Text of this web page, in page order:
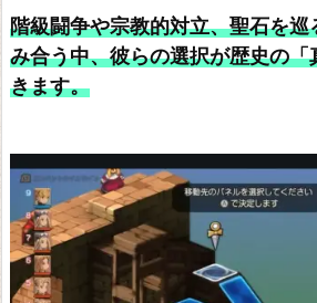
リ
バ
ー
F
I
N
A
L
階級闘争や宗教的対立、聖石を巡
み合う中、彼らの選択が歴史の「
きます。